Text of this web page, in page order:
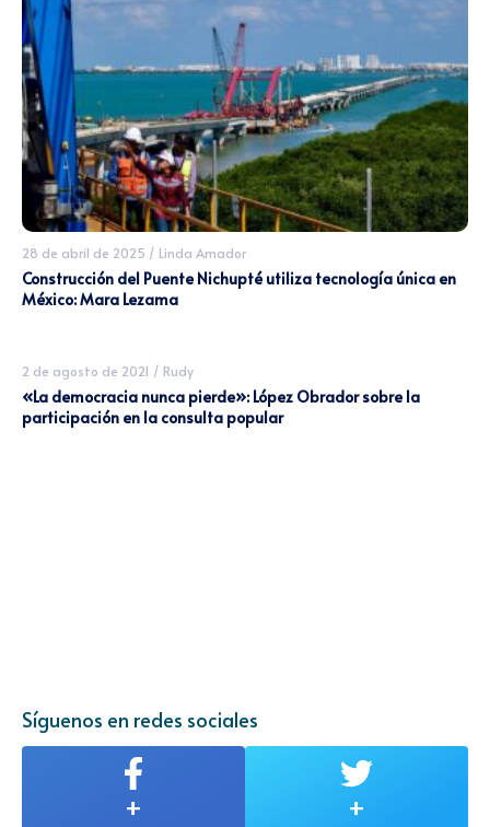
28 de abril de 2025 / Linda Amador
Construcción del Puente Nichupté utiliza tecnología única en
México: Mara Lezama
2 de agosto de 2021 / Rudy
«La democracia nunca pierde»: López Obrador sobre la
participación en la consulta popular
Síguenos en redes sociales
+ +